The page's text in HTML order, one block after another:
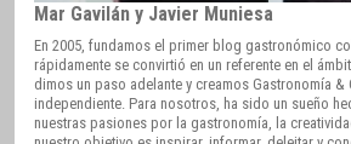
Mar Gavilán y Javier Muniesa
En 2005, fundamos el primer blog gastronómico
rápidamente se convirtió en un referente en el
dimos un paso adelante y creamos Gastronomía &
independiente. Para nosotros, ha sido un sueño
nuestras pasiones por la gastronomía, la